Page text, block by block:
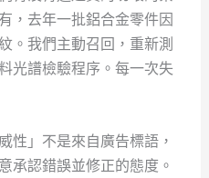
，去年一批鋁合金零件因
。我們主動召回，重新測
光譜檢驗程序。每一次失
性」不是來自廣告標語，
承認錯誤並修正的態度。